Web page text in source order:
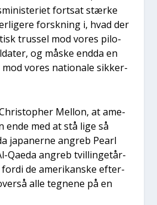
fort­sat stær­ke
forsk­ning i, hvad der
trus­sel mod vores pilo­
og måske end­da en
vores natio­na­le sik­ker­
Mel­lon, at ame­
ende med at stå lige så
japa­ner­ne angreb Pearl
Qae­da angreb tvil­lin­getår­
for­di de ame­ri­kan­ske efter­
alle teg­ne­ne på en